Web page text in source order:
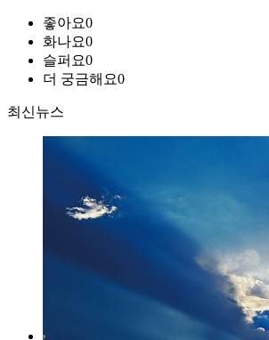
좋아요0
화나요0
슬퍼요0
더 궁금해요0
최신뉴스